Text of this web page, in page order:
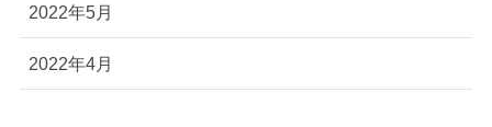
2022年5月
2022年4月